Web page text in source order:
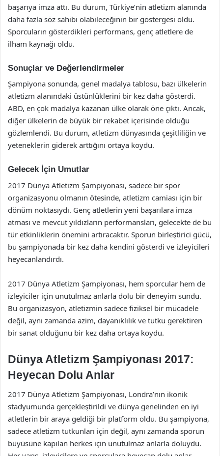
başarıya imza attı. Bu durum, Türkiye’nin atletizm alanında
daha fazla söz sahibi olabileceğinin bir göstergesi oldu.
Sporcuların gösterdikleri performans, genç atletlere de
ilham kaynağı oldu.
Sonuçlar ve Değerlendirmeler
Şampiyona sonunda, genel madalya tablosu, bazı ülkelerin
atletizm alanındaki üstünlüklerini bir kez daha gösterdi.
ABD, en çok madalya kazanan ülke olarak öne çıktı. Ancak,
diğer ülkelerin de büyük bir rekabet içerisinde olduğu
gözlemlendi. Bu durum, atletizm dünyasında çeşitliliğin ve
yeteneklerin giderek arttığını ortaya koydu.
Gelecek İçin Umutlar
2017 Dünya Atletizm Şampiyonası, sadece bir spor
organizasyonu olmanın ötesinde, atletizm camiası için bir
dönüm noktasıydı. Genç atletlerin yeni başarılara imza
atması ve mevcut yıldızların performansları, gelecekte de bu
tür etkinliklerin önemini artıracaktır. Sporun birleştirici gücü,
bu şampiyonada bir kez daha kendini gösterdi ve izleyicileri
heyecanlandırdı.
2017 Dünya Atletizm Şampiyonası, hem sporcular hem de
izleyiciler için unutulmaz anlarla dolu bir deneyim sundu.
Bu organizasyon, atletizmin sadece fiziksel bir mücadele
değil, aynı zamanda azim, dayanıklılık ve tutku gerektiren
bir sanat olduğunu bir kez daha ortaya koydu.
Dünya Atletizm Şampiyonası 2017:
Heyecan Dolu Anlar
2017 Dünya Atletizm Şampiyonası, Londra’nın ikonik
stadyumunda gerçekleştirildi ve dünya genelinden en iyi
atletlerin bir araya geldiği bir platform oldu. Bu şampiyona,
sadece atletizm tutkunları için değil, aynı zamanda sporun
büyüsüne kapılan herkes için unutulmaz anlarla doluydu.